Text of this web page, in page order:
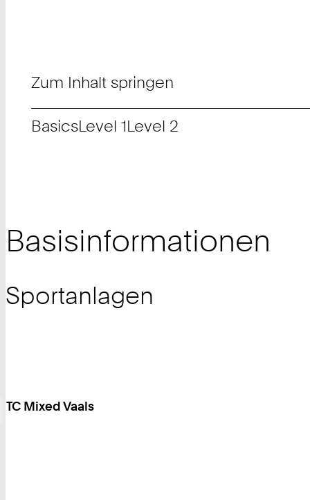
Zum Inhalt springen
BasicsLevel 1Level 2
Basisinformationen
Sportanlagen
TC Mixed Vaals